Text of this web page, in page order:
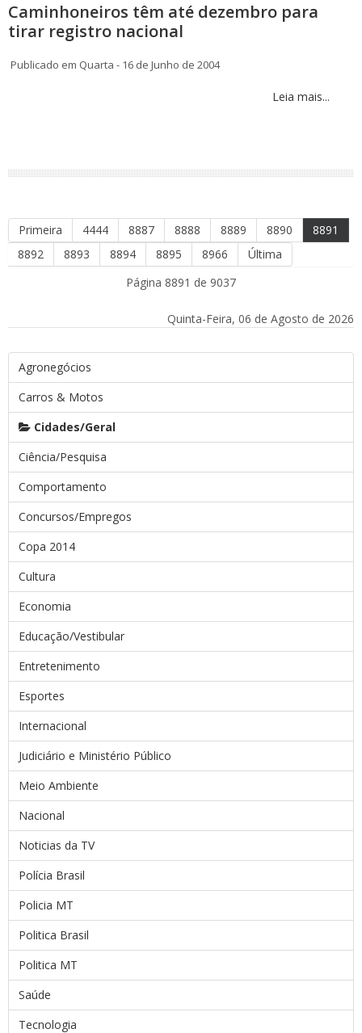
Caminhoneiros têm até dezembro para
tirar registro nacional
Publicado em Quarta - 16 de Junho de 2004
Leia mais...
Primeira 4444 8887 8888 8889 8890
8891
8892
8893 8894 8895 8966
Última
Página 8891 de 9037
Quinta-Feira, 06 de Agosto de 2026
Agronegócios
Carros & Motos
Cidades/Geral
Ciência/Pesquisa
Comportamento
Concursos/Empregos
Copa 2014
Cultura
Economia
Educação/Vestibular
Entretenimento
Esportes
Internacional
Judiciário e Ministério Público
Meio Ambiente
Nacional
Noticias da TV
Polícia Brasil
Policia MT
Politica Brasil
Politica MT
Saúde
Tecnologia